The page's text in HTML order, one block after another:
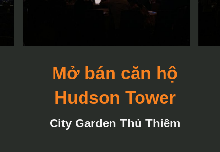
Mở bán căn hộ
Hudson Tower
City Garden Thủ Thiêm